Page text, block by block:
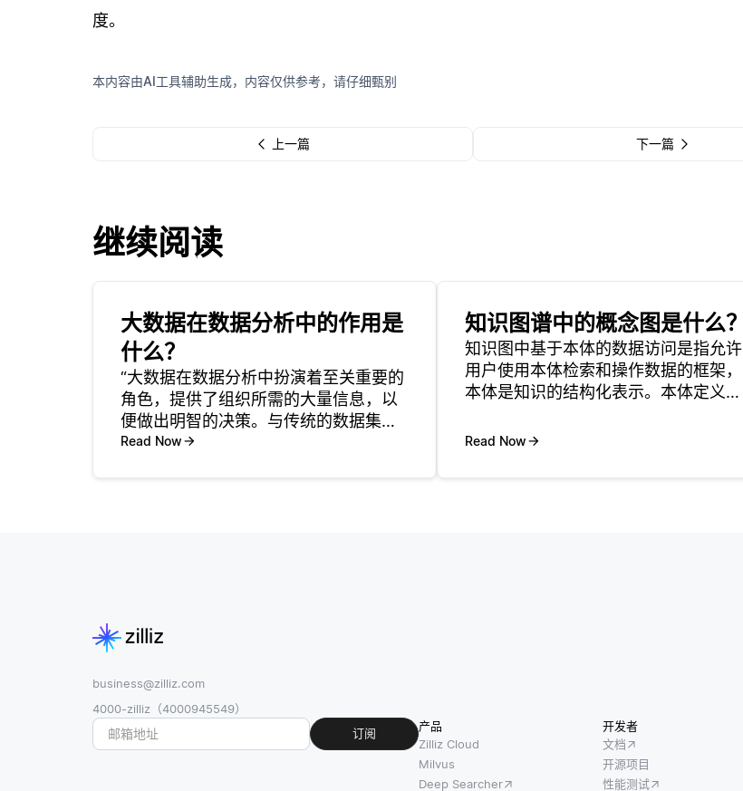
度。
本内容由AI工具辅助生成，内容仅供参考，请仔细甄别
上一篇 下一篇
继续阅读
大数据在数据分析中的作用是
什么？
“大数据在数据分析中扮演着至关重要的
角色，提供了组织所需的大量信息，以
便做出明智的决策。与传统的数据集不
同，传统数据集通常较小且易于管理，
Read Now
知识图谱中的概念图是什么？
知识图中基于本体的数据访问是指允许
用户使用本体检索和操作数据的框架，
本体是知识的结构化表示。本体定义了
指南。在知识图的上下文中，本体通过
Read Now
business@zilliz.com
4000-zilliz（4000945549）
订阅
产品
Zilliz Cloud
Milvus
Deep Searcher
开发者
文档
开源项目
性能测试